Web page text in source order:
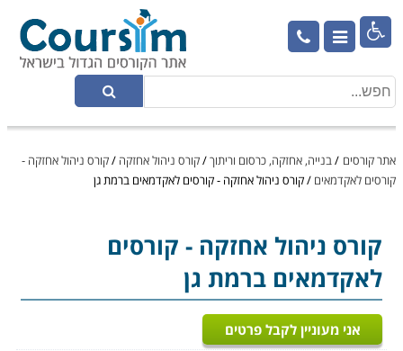

אתר קורסים /בנייה, אחזקה, כרסום וריתוך/קורס ניהול אחזקה /קורס ניהול אחזקה -
קורסים לאקדמאים /קורס ניהול אחזקה - קורסים לאקדמאים ברמת גן
קורס ניהול אחזקה - קורסים
לאקדמאים ברמת גן
אני מעוניין לקבל פרטים